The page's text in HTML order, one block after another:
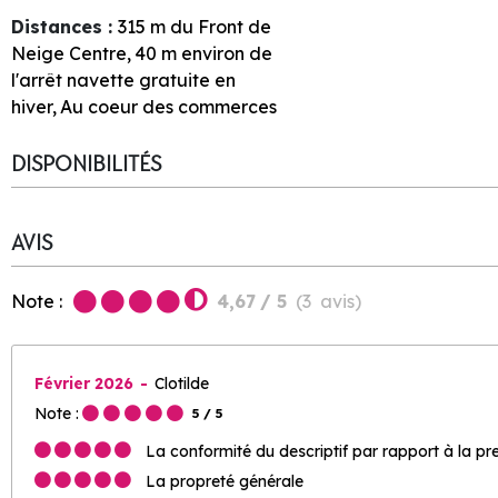
Distances : 315 m du Front de
Neige Centre 40 m environ de
l'arrêt navette gratuite en
hiver Au coeur des commerces
DISPONIBILITÉS
AVIS
Note : 4,67 / 5 (3 avis)
Février 2026
Clotilde
Note :
5 / 5
La conformité du descriptif par rapport à la
La propreté générale